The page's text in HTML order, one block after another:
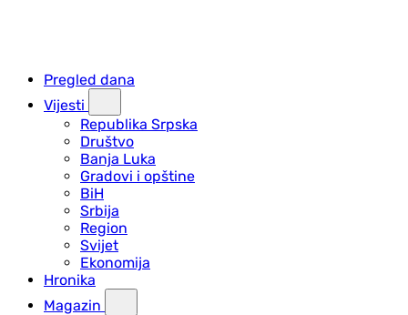
Pregled dana
Vijesti
Republika Srpska
Društvo
Banja Luka
Gradovi i opštine
BiH
Srbija
Region
Svijet
Ekonomija
Hronika
Magazin